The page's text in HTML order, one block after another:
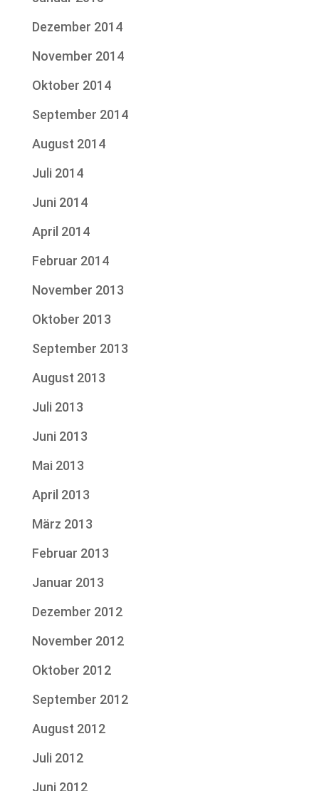
Dezember 2014
November 2014
Oktober 2014
September 2014
August 2014
Juli 2014
Juni 2014
April 2014
Februar 2014
November 2013
Oktober 2013
September 2013
August 2013
Juli 2013
Juni 2013
Mai 2013
April 2013
März 2013
Februar 2013
Januar 2013
Dezember 2012
November 2012
Oktober 2012
September 2012
August 2012
Juli 2012
Juni 2012